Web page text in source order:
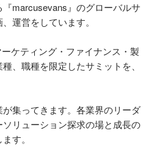
marcusevans』のグローバルサ
運営をしています。
ケティング・ファイナンス・製
、職種を限定したサミットを、
集ってきます。各業界のリーダ
リューション探求の場と成長の
す。